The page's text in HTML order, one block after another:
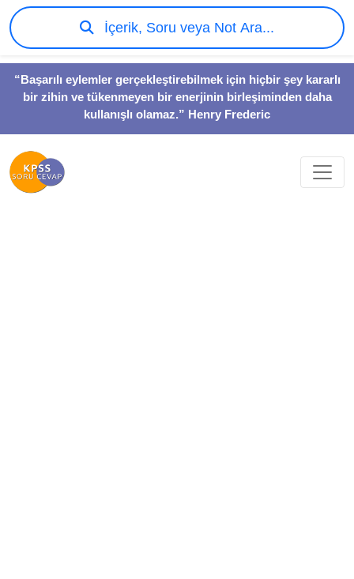
“Başarılı eylemler gerçekleştirebilmek için hiçbir şey kararlı
bir zihin ve tükenmeyen bir enerjinin birleşiminden daha
kullanışlı olamaz.” Henry Frederic
İçerik, Soru veya Not Ara...